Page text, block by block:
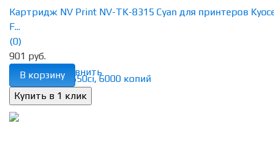
избранное сравнить
Картридж NV Print NV-TK-8315 Cyan для принтеров
F...
(0)
901 руб.
В корзину